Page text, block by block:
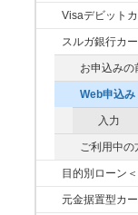
Visaデビット
スルガ銀行カ
お申込みの
Web申込み
入力
ご利用中の
目的別ローン
元金据置型カ